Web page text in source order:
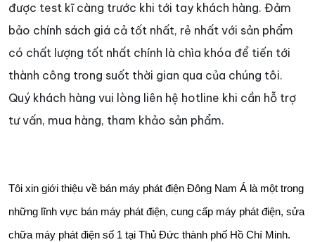
được test kĩ càng trước khi tới tay khách hàng. Đảm
bảo chính sách giá cả tốt nhất, rẻ nhất với sản phẩm
có chất lượng tốt nhất chính là chìa khóa để tiến tới
thành công trong suốt thời gian qua của chúng tôi.
Quý khách hàng vui lòng liên hệ hotline khi cần hỗ trợ
tư vấn, mua hàng, tham khảo sản phẩm.
Tôi xin giới thiệu về bán máy phát điện Đông Nam Á là một trong
những lĩnh vực bán máy phát điện, cung cấp máy phát điện, sửa
chữa máy phát điện số 1 tại Thủ Đức thành phố Hồ Chí Minh.